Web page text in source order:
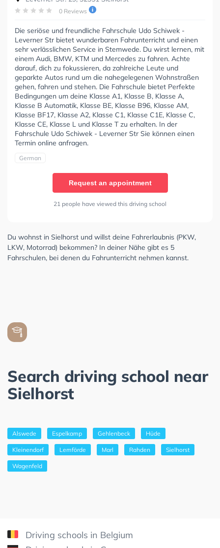
0 Reviews
Die seriöse und freundliche Fahrschule Udo Schiwek -
Leverner Str bietet wunderbaren Fahrunterricht und einen
sehr verlässlichen Service in Stemwede. Du wirst lernen, mit
einem Audi, BMW, KTM und Mercedes zu fahren. Achte
darauf, dich zu fokussieren, da zahlreiche Leute und
geparkte Autos rund um die nahegelegenen Wohnstraßen
gehen, fahren und stehen. Die Fahrschule bietet Perfekte
Bedingungen um deine Klasse A1, Klasse B, Klasse A,
Klasse B Automatik, Klasse BE, Klasse B96, Klasse AM,
Klasse BF17, Klasse A2, Klasse C1, Klasse C1E, Klasse C,
Klasse CE, Klasse L und Klasse T zu erhalten. In der
Fahrschule Udo Schiwek - Leverner Str Sie können einen
Termin online anfragen.
German
Request an appointment
21 people have viewed this driving school
Du wohnst in Sielhorst und willst deine Fahrerlaubnis (PKW,
LKW, Motorrad) bekommen? In deiner Nähe gibt es 5
Fahrschulen, bei denen du Fahrunterricht nehmen kannst.
Search driving school near
Sielhorst
Alswede Espelkamp Gehlenbeck Hüde
Kleinendorf Lemförde Marl Rahden Sielhorst
Wagenfeld
Driving schools in Belgium